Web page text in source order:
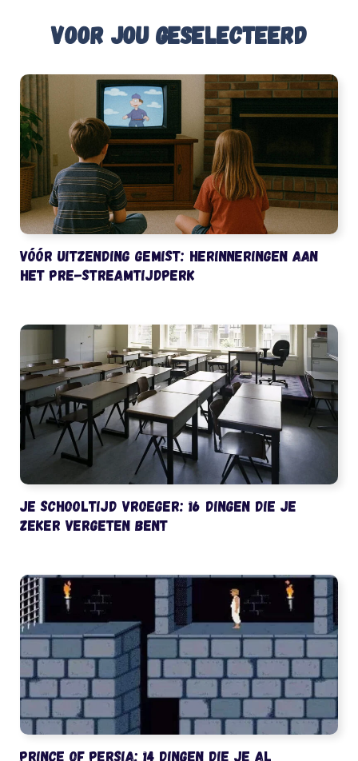
Voor jou geselecteerd
Vóór uitzending gemist: herinneringen aan
het pre-streamtijdperk
Je schooltijd vroeger: 16 dingen die je
zeker vergeten bent
Prince of Persia: 14 dingen die je al